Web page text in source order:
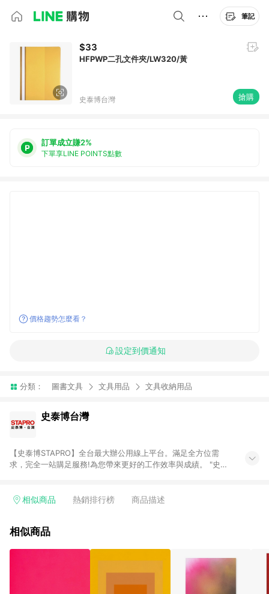
筆記
$33
HFPWP二孔文件夾/LW320/黃
史泰博台灣 搶購
訂單成立賺2%
下單享LINE POINTS點數
價格趨勢怎麼看？
設定到價通知
分類： 圖書文具 文具用品 文具收納用品
史泰博台灣
【史泰博STAPRO】全台最大辦公用線上平台。滿足全方位需
求，完全一站購足服務!為您帶來更好的工作效率與成績。 "史泰
機器、3C及電腦週邊、辦公傢俱、生活用、茶水間用品、名片及
瀏覽器於 24 小時內結帳才享有回饋。 (2) 訂單未滿免運門檻750
相似商品 熱銷排行榜 商品描述
相似商品